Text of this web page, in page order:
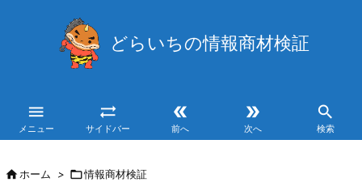
どらいちの情報商材検証

メニュー

サイドバー

前へ

次へ

検索
ホーム > 情報商材検証